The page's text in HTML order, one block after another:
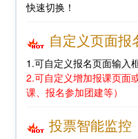
快速切换！
自定义页面报
1.可自定义报名页面输入
2.可自定义增加报课页面
课、报名参加团建等）
投票智能监控